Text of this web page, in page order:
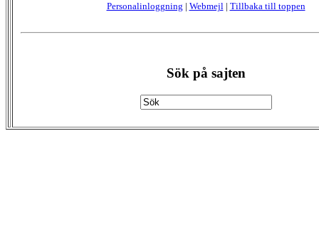
Personalinloggning | Webmejl| Tillbaka till toppen
Sök på sajten